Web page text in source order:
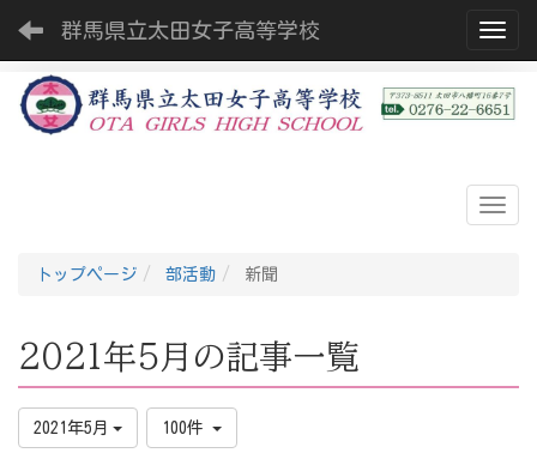
群馬県立太田女子高等学校
トップページ 部活動 新聞
2021年5月の記事一覧
2021年5月 100件